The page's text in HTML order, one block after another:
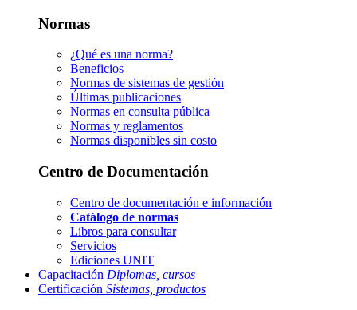
Normas
¿Qué es una norma?
Beneficios
Normas de sistemas de gestión
Últimas publicaciones
Normas en consulta pública
Normas y reglamentos
Normas disponibles sin costo
Centro de Documentación
Centro de documentación e información
Catálogo de normas
Libros para consultar
Servicios
Ediciones UNIT
Capacitación Diplomas, cursos
Certificación Sistemas, productos